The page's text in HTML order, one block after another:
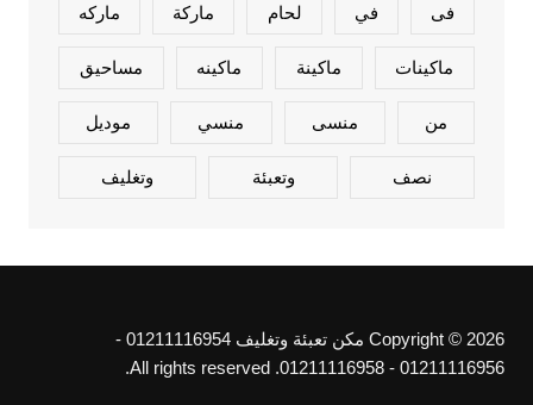
فى في لحام ماركة ماركه
ماكينات ماكينة ماكينه مساحيق
من منسى منسي موديل
نصف وتعبئة وتغليف
Copyright © 2026 مكن تعبئة وتغليف 01211116954 -
01211116956 - 01211116958. All rights reserved.